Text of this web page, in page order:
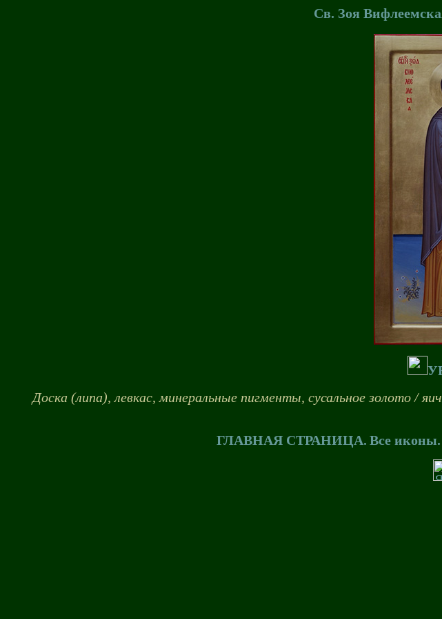
Св. Зоя
Доска (липа), левкас, минеральные пигменты, сусальное золото /
ГЛАВНАЯ СТРАНИЦА. Все иконы.